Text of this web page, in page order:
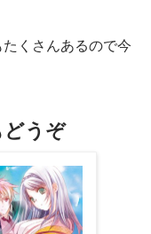
くさんあるので今
うぞ